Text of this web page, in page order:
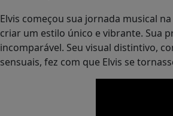
Elvis começou sua jornada musical
criar um estilo único e vibrante. Sua
incomparável. Seu visual distintivo,
sensuais, fez com que Elvis se